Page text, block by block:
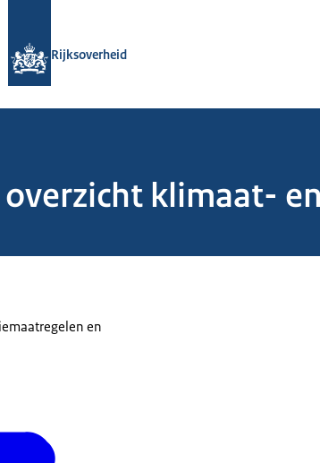
Rijksoverheid
klimaat- en
en